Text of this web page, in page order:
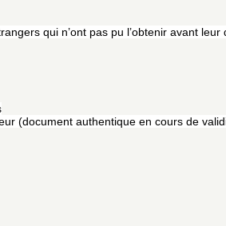
qui n’ont pas pu l’obtenir avant
(document authentique en cours de